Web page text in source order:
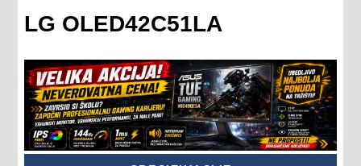
LG OLED42C51LA